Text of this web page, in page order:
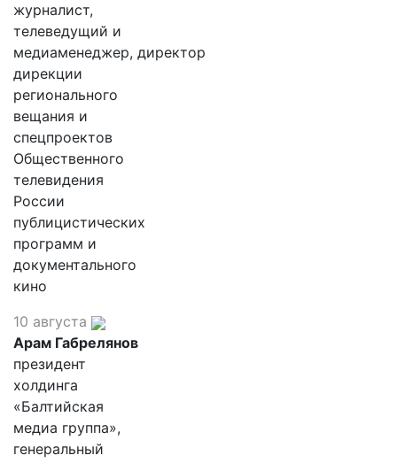
журналист,
телеведущий и
медиаменеджер, директор
дирекции
регионального
вещания и
спецпроектов
Общественного
телевидения
России
публицистических
программ и
документального
кино
10 августа
Арам Габрелянов
президент
холдинга
«Балтийская
медиа группа»,
генеральный